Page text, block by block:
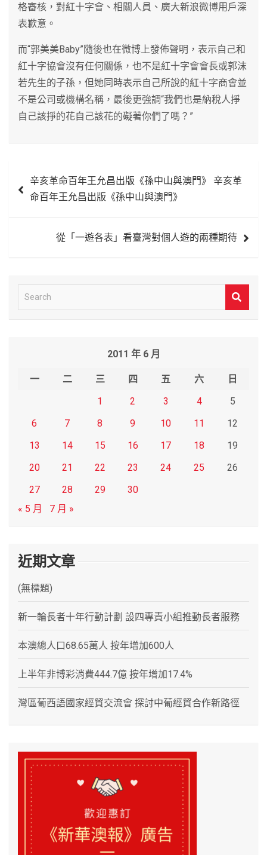
格審核，對紅十字會、相關人員、廣大新浪微博用戶深
表歉意。
而“郭美美Baby”隨後也在微博上發佈聲明，表示自己和
紅十字協會沒有任何關係，也不是紅十字會會長或郭沫
若先生的子孫，但她同時表示自己所說的紅十字商會並
不是公司或機構名稱，最後更強調“我們也是納稅人掙
自己該掙的花自己該花的礙著你們了嗎？”
章 辛亥革命百年王允昌出版《孫中山與澳門》 辛亥革
命百年王允昌出版《孫中山與澳門》
從「一遊各表」看臺灣對個人遊的兩種期待
e
2011 年 6 月
一 二 三 四 五 六
日
1
2 3 4
5
6
7 8 9 10 11
12
13
14 15 16 17 18
19
20
21 22 23 24 25
26
27
28 29
30
« 5 月
7 月 »
近期文章
(無標題)
新一輪長者十年行動計劃 設四專責小組推動長者服務
本澳總人口68.65萬人 按年增加600人
上半年非博彩消費444.7億 按年增加17.4%
灣區葡西語國家經貿交流會 探討中葡經貿合作新路徑